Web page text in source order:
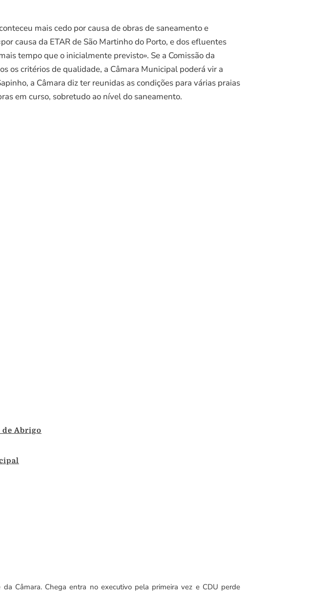
mais cedo por causa de obras de saneamento e
causa da ETAR de São Martinho do Porto, e dos efluentes
tempo que o inicialmente previsto». Se a Comissão da
os critérios de qualidade, a Câmara Municipal poderá vir a
a Câmara diz ter reunidas as condições para várias praias
em curso, sobretudo ao nível do saneamento.
de Abrigo
Câmara. Chega entra no executivo pela primeira vez e CDU perde